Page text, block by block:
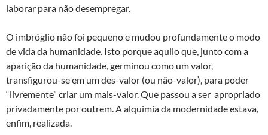
laborar para não desempregar.
O imbróglio não foi pequeno e mudou profundamente o modo
de vida da humanidade. Isto porque aquilo que, junto com a
aparição da humanidade, germinou como um valor,
transfigurou-se em um des-valor (ou não-valor), para poder
“livremente” criar um mais-valor. Que passou a ser apropriado
privadamente por outrem. A alquimia da modernidade estava,
enfim, realizada.